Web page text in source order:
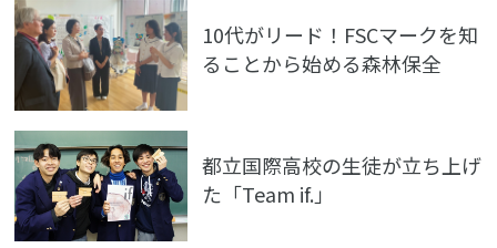
10代がリード！FSCマークを知
ることから始める森林保全
都立国際高校の生徒が立ち上げ
た「Team if.」